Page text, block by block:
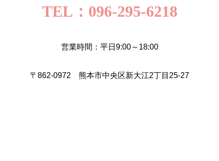
TEL：096-295-6218
営業時間：平日9:00～18:00
〒862-0972 熊本市中央区新大江2丁目25-27